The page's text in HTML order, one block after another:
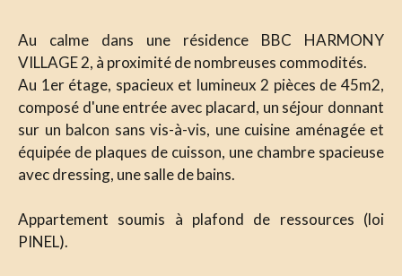
Au calme dans une résidence BBC HARMONY
VILLAGE 2, à proximité de nombreuses commodités.
Au 1er étage, spacieux et lumineux 2 pièces de 45m2,
composé d'une entrée avec placard, un séjour donnant
sur un balcon sans vis-à-vis, une cuisine aménagée et
équipée de plaques de cuisson, une chambre spacieuse
avec dressing, une salle de bains.
Appartement soumis à plafond de ressources (loi
PINEL).